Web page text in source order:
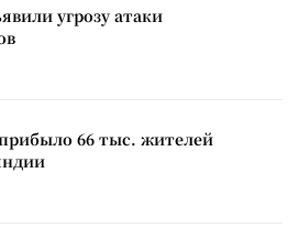
угрозу атаки
66 тыс. жителей